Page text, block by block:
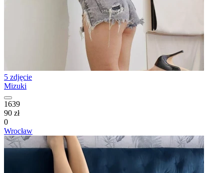
5 zdjęcie
Mizuki
1639
90 zł
0
Wrocław